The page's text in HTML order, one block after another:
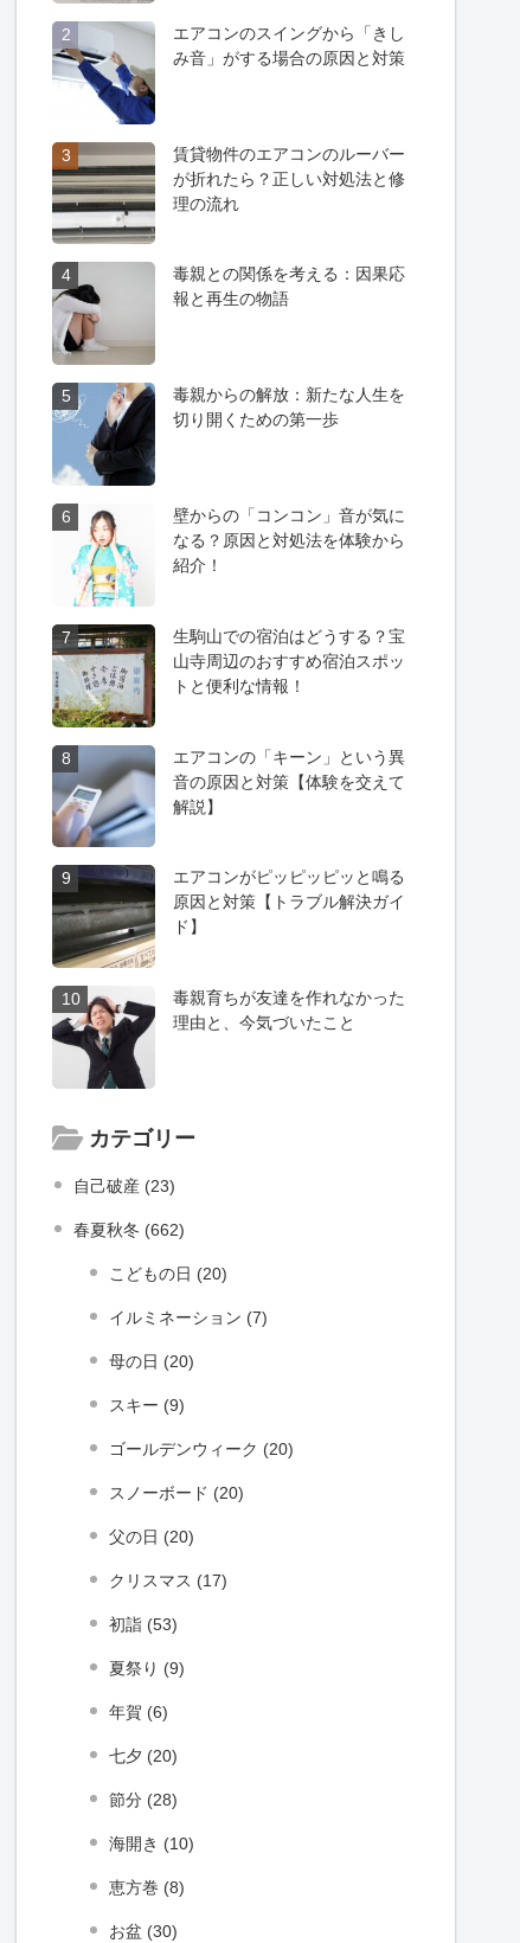
2
エアコンのスイングから「きし
み音」がする場合の原因と対策
3
賃貸物件のエアコンのルーバー
が折れたら？正しい対処法と修
理の流れ
4
毒親との関係を考える：因果応
報と再生の物語
5
毒親からの解放：新たな人生を
切り開くための第一歩
6
壁からの「コンコン」音が気に
なる？原因と対処法を体験から
紹介！
7
生駒山での宿泊はどうする？宝
山寺周辺のおすすめ宿泊スポッ
トと便利な情報！
8
エアコンの「キーン」という異
音の原因と対策【体験を交えて
解説】
9
エアコンがピッピッピッと鳴る
原因と対策【トラブル解決ガイ
ド】
10
毒親育ちが友達を作れなかった
理由と、今気づいたこと
カテゴリー
自己破産 (23)
春夏秋冬 (662)
こどもの日 (20)
イルミネーション (7)
母の日 (20)
スキー (9)
ゴールデンウィーク (20)
スノーボード (20)
父の日 (20)
クリスマス (17)
初詣 (53)
夏祭り (9)
年賀 (6)
七夕 (20)
節分 (28)
海開き (10)
恵方巻 (8)
お盆 (30)